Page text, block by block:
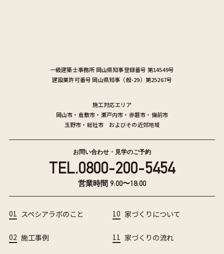
一級建築士事務所 岡山県知事登録番号 第14549号
建設業許可番号 岡山県知事（般-29）第25267号
施工対応エリア
岡山市 ・ 倉敷市 ・ 瀬戸内市 ・ 赤磐市 ・ 備前市
玉野市 ・ 総社市 およびその近郊地域
お問い合わせ・見学のご予約
TEL.0800-200-5454
営業時間 9:00〜18:00
01 スペシアラボのこと
02 施工事例
10 家づくりについて
11 家づくりの流れ